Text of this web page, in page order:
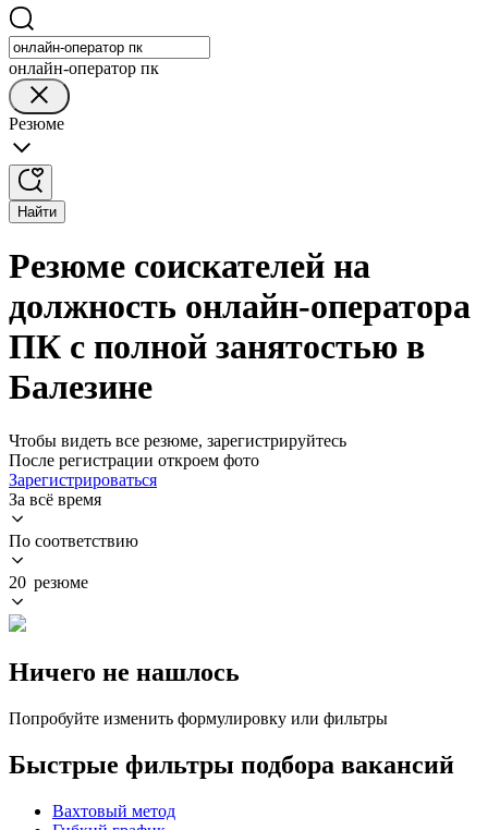
онлайн-оператор пк
Резюме
Найти
Резюме соискателей на
должность онлайн-оператора
ПК с полной занятостью в
Балезине
Чтобы видеть все резюме, зарегистрируйтесь
После регистрации откроем фото
Зарегистрироваться
За всё время
По соответствию
20 резюме
Ничего не нашлось
Попробуйте изменить формулировку или фильтры
Быстрые фильтры подбора вакансий
Вахтовый метод